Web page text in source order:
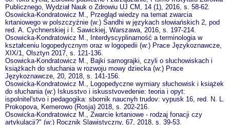
Publicznego, Wydział Nauk o Zdrowiu UJ CM, 14 (1), 2016, s. 58-62.
Osowicka-Kondratowicz M., Przegląd wiedzy na temat zwarcia
krtaniowego w polszczyźnie (w:) Sandhi w językach słowiańskich 2, pod
red. A. Cychnerskiej i I. Sawickiej, Warszawa, 2016, s. 197-214.
Osowicka-Kondratowicz M., Interdyscyplinarność a terminologia w
kształceniu logopedycznym oraz w logopedii (w:) Prace Językoznawcze,
XIX/1, Olsztyn 2017, s. 121-136.
Osowicka-Kondratowicz M., Bajki samograjki, czyli o słuchowiskach i
książkach do słuchania w rozwoju mowy dziecka (w:) Prace
Językoznawcze, 20, 2018, s. 141-156.
Osowicka-Kondratowicz M., Logopedyczne wymiary słuchowisk i książek
do słuchania (w:) Iskusstvo i iskusstvovedenie: teoria i opyt:
ispolnitel'stvo i pedagogika: sbornik naucnyh trudov: vypusk 16, red. N. L.
Prokopova, Kemerowo (Rosja) 2018, s. 202-216.
Osowicka-Kondratowicz M., Zwarcie krtaniowe - rodzaj fonacji czy
artykulacji?" (w:) Rocznik Slawistyczny, 67, 2018, s. 39-53.